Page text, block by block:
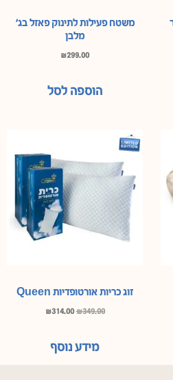
משטח פעילות לתינוק פאזל בג’
מלבן
₪299.00
הוספה לסל
זוג כריות אורטופדיות Queen
₪349.00
₪314.00
מידע נוסף